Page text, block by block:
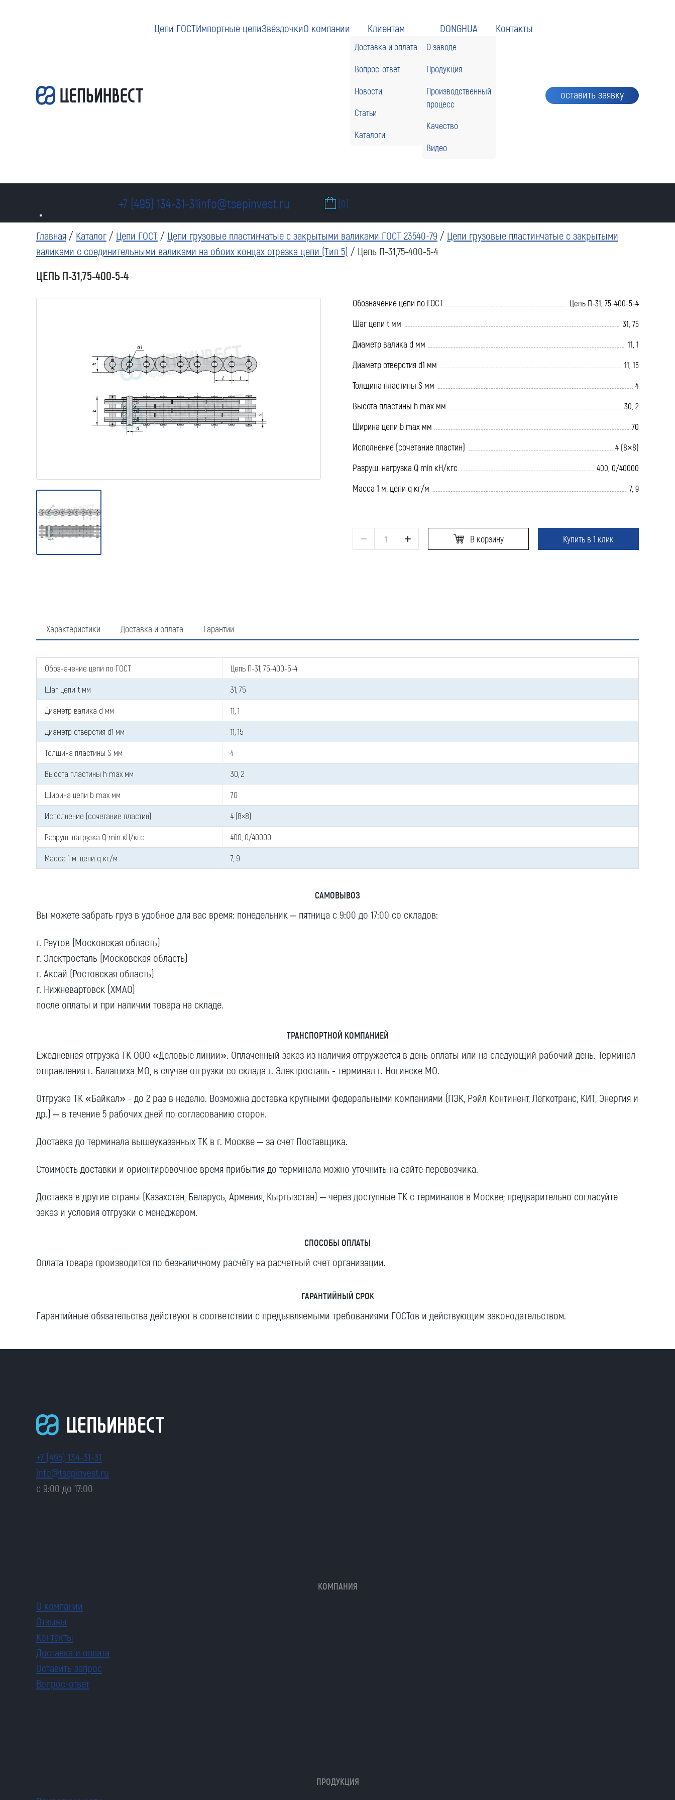
Цепи ГОСТИмпортные цепиЗвёздочкиО компании Клиентам
Доставка и оплата
Вопрос-ответ
Новости
Статьи
Каталоги
DONGHUA
О заводе
Продукция
Производственный
процесс
Качество
Видео
Контакты
оставить заявку
+7 (495) 134-31-31info@tsepinvest.ru (0)
Главная / Каталог / Цепи ГОСТ / Цепи грузовые пластинчатые с закрытыми валиками ГОСТ 23540-79 / Цепи грузовые пластинчатые с закрытыми
валиками с соединительными валиками на обоих концах отрезка цепи (Тип 5) / Цепь П-31,75-400-5-4
ЦЕПЬ П-31,75-400-5-4
Обозначение цепи по ГОСТ Цепь П-31, 75-400-5-4
Шаг цепи t мм 31, 75
Диаметр валика d мм 11, 1
Диаметр отверстия d1 мм 11, 15
Толщина пластины S мм 4
Высота пластины h max мм 30, 2
Ширина цепи b max мм 70
Исполнение (сочетание пластин) 4 (8×8)
Разруш. нагрузка Q min кН/кгс 400, 0/40000
Масса 1 м. цепи q кг/м 7, 9
В корзину Купить в 1 клик
Характеристики Доставка и оплата Гарантии
Обозначение цепи по ГОСТ Цепь П-31, 75-400-5-4
Шаг цепи t мм 31, 75
Диаметр валика d мм 11, 1
Диаметр отверстия d1 мм 11, 15
Толщина пластины S мм 4
Высота пластины h max мм 30, 2
Ширина цепи b max мм 70
Исполнение (сочетание пластин) 4 (8×8)
Разруш. нагрузка Q min кН/кгс 400, 0/40000
Масса 1 м. цепи q кг/м 7, 9
САМОВЫВОЗ
Вы можете забрать груз в удобное для вас время: понедельник – пятница с 9:00 до 17:00 со складов:
г. Реутов (Московская область)
г. Электросталь (Московская область)
г. Аксай (Ростовская область)
г. Нижневартовск (ХМАО)
после оплаты и при наличии товара на складе.
ТРАНСПОРТНОЙ КОМПАНИЕЙ
Ежедневная отгрузка ТК ООО «Деловые линии». Оплаченный заказ из наличия отгружается в день оплаты или на следующий рабочий день. Терминал
отправления г. Балашиха МО, в случае отгрузки со склада г. Электросталь - терминал г. Ногинске МО.
Отгрузка ТК «Байкал» - до 2 раз в неделю. Возможна доставка крупными федеральными компаниями (ПЭК, Рэйл Континент, Легкотранс, КИТ, Энергия и
др.) – в течение 5 рабочих дней по согласованию сторон.
Доставка до терминала вышеуказанных ТК в г. Москве – за счет Поставщика.
Стоимость доставки и ориентировочное время прибытия до терминала можно уточнить на сайте перевозчика.
Доставка в другие страны (Казахстан, Беларусь, Армения, Кыргызстан) – через доступные ТК с терминалов в Москве; предварительно согласуйте
заказ и условия отгрузки с менеджером.
СПОСОБЫ ОПЛАТЫ
Оплата товара производится по безналичному расчёту на расчетный счет организации.
ГАРАНТИЙНЫЙ СРОК
Гарантийные обязательства действуют в соответствии с предъявляемыми требованиями ГОСТов и действующим законодательством.
+7 (495) 134-31-31
info@tsepinvest.ru
с 9:00 до 17:00
КОМПАНИЯ
О компании
Отзывы
Контакты
Доставка и оплата
Оставить запрос
Вопрос-ответ
ПРОДУКЦИЯ
Оставить заявку
Ваш e-mail (обязательно)
телефон, email) компанией
Посмотреть текст согласия